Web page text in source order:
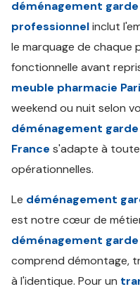
déménagement
professionnelinclut
le marquage de chaque
fonctionnelle avant
meuble pharmacie
weekend ou nuit selon
déménagement
France s'adapte à
opérationnelles.
Le déménagement
est notre cœur de
déménagement
comprend démontage,
à l'identique. Pour un